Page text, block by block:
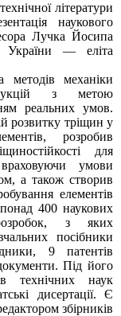
літератури
наукового
Лучка Йосипа
— еліта
механіки
з метою
реальних умов.
розвитку тріщин у
розробив
для
умови
а також створив
елементів
400 наукових
з яких
посібники
9 патентів
Під його
технічних наук
дисертації. Є
збірників